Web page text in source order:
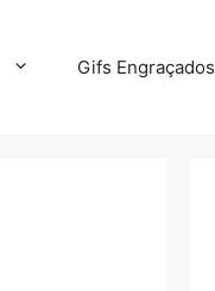
Gifs Engraçados